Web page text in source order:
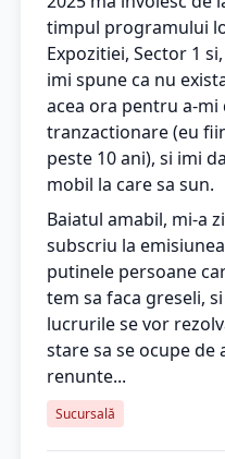
timpul programului
Expozitiei, Sector 1
imi spune ca nu
acea ora pentru a-
tranzactionare (eu
peste 10 ani), si imi
mobil la care sa sun.
Baiatul amabil, mi-a
subscriu la
putinele persoane
tem sa faca greseli,
lucrurile se vor
stare sa se ocupe de
renunte...
Sucursală